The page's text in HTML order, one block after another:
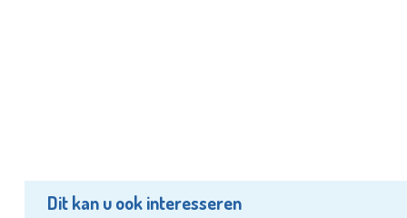
Dit kan u ook interesseren